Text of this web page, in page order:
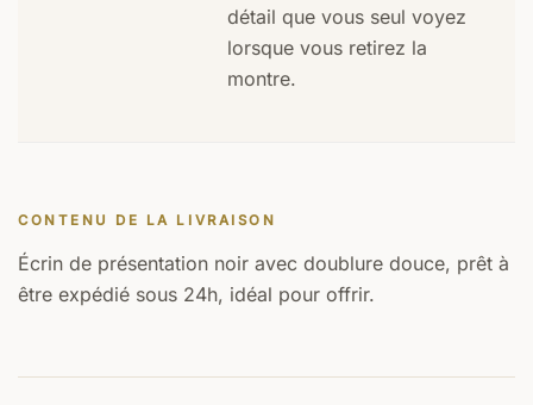
détail que vous seul voyez
lorsque vous retirez la
montre.
CONTENU DE LA LIVRAISON
Écrin de présentation noir avec doublure douce, prêt à
être expédié sous 24h, idéal pour offrir.